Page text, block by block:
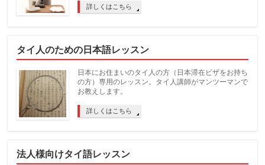
詳しくはこちら
タイ人のための日本語レッスン
日本にお住まいのタイ人の方（日本滞在ビザをお持ち
の方）専用のレッスン。タイ人講師がマンツーマンで
お教えします。
詳しくはこちら
法人様向けタイ語レッスン